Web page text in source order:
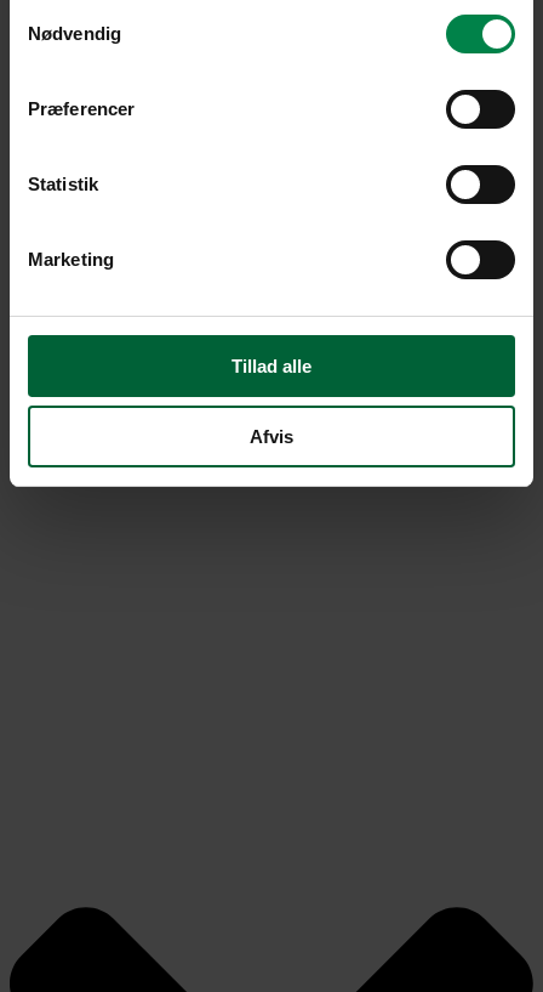
Nødvendig
Præferencer
Statistik
Marketing
Tillad alle
Afvis